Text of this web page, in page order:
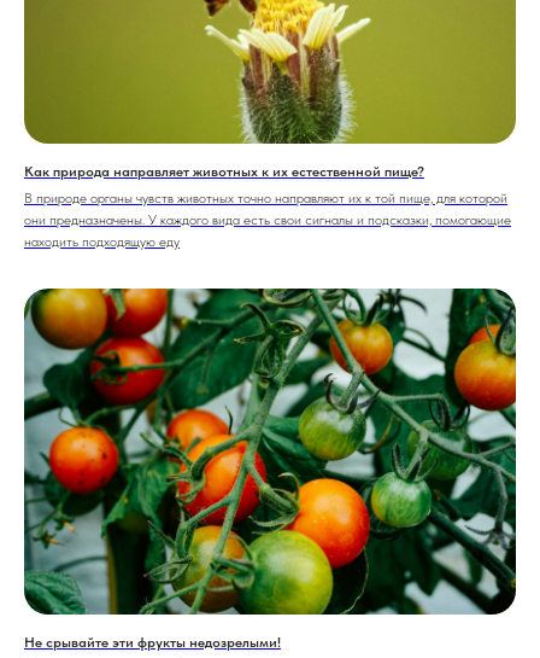
Как природа направляет животных к их естественной пище?
В природе органы чувств животных точно направляют их к той пище, для которой
они предназначены. У каждого вида есть свои сигналы и подсказки, помогающие
находить подходящую еду
Не срывайте эти фрукты недозрелыми!